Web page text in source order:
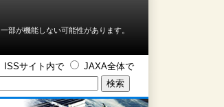
部が機能しない可能性があります。
ISSサイト内で JAXA全体で